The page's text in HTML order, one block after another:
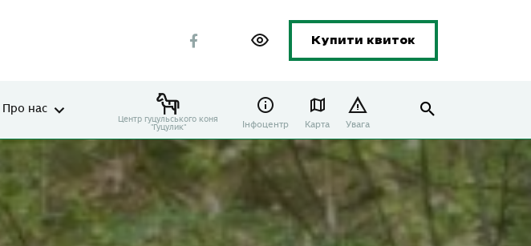
Купити квиток
Про нас
Центр гуцульського коня
"Гуцулик"
Інфоцентр Карта Увага